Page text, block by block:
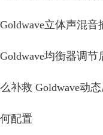
Goldwave立体声混音
Goldwave均衡器调节
么补救 Goldwave动
何配置